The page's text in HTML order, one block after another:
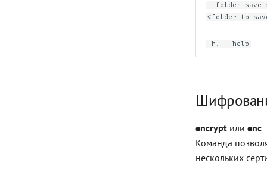
--folder-save-
<folder-to-
-h, --help
encrypt или enc
Команда
нескольких